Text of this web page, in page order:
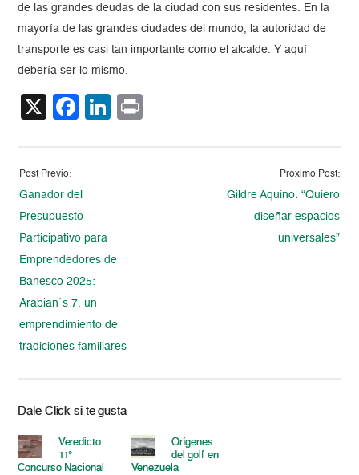
de las grandes deudas de la ciudad con sus residentes. En la
mayoría de las grandes ciudades del mundo, la autoridad de
transporte es casi tan importante como el alcalde. Y aquí
debería ser lo mismo.
X Facebook
LinkedIn
Post Previo:
Ganador del
Presupuesto
Participativo para
Emprendedores de
Banesco 2025:
Arabian´s 7, un
emprendimiento de
tradiciones familiares
Proximo Post:
Gildre Aquino: “Quiero
diseñar espacios
universales”
Dale Click si te gusta
Veredicto
11°
Concurso Nacional
Orígenes
del golf en
Venezuela